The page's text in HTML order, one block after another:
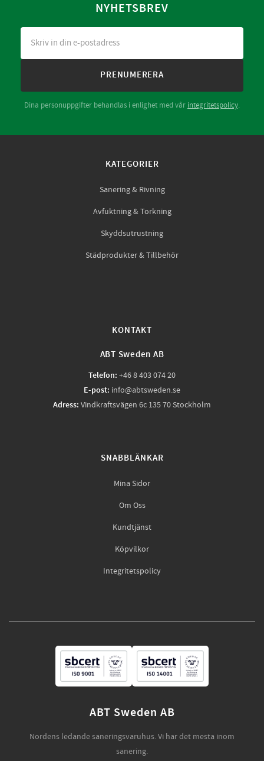
NYHETSBREV
PRENUMERERA
Dina personuppgifter behandlas i enlighet med vår integritetspolicy.
KATEGORIER
Sanering & Rivning
Avfuktning & Torkning
Skyddsutrustning
Städprodukter & Tillbehör
KONTAKT
ABT Sweden AB
Telefon: +46 8 403 074 20
E-post: info@abtsweden.se
Adress: Vindkraftsvägen 6c 135 70 Stockholm
SNABBLÄNKAR
Mina Sidor
Om Oss
Kundtjänst
Köpvilkor
Integritetspolicy
ABT Sweden AB
Nordens ledande saneringsvaruhus. Vi har det mesta inom
sanering.